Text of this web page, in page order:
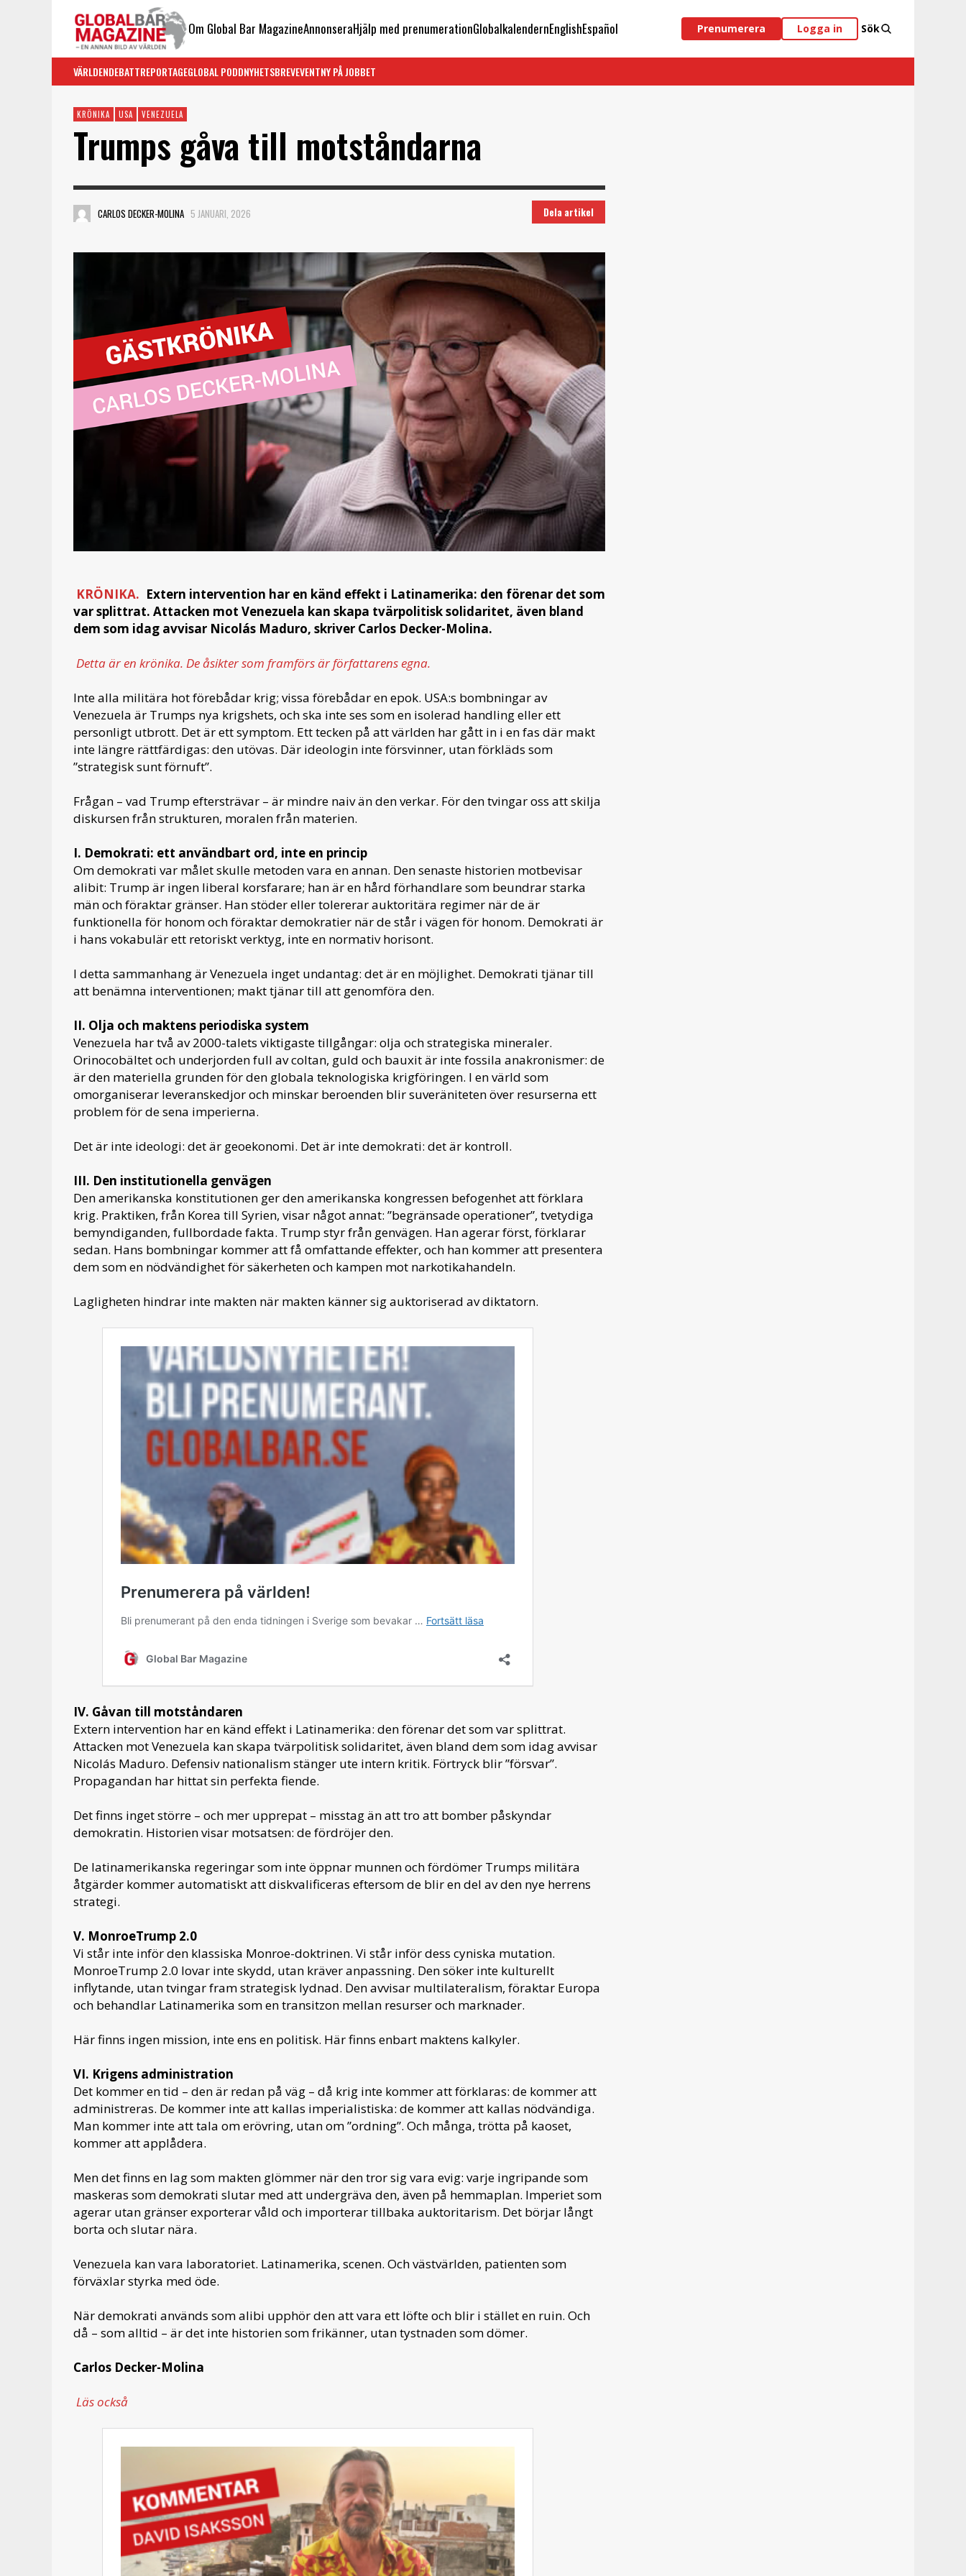
Om Global Bar MagazineAnnonseraHjälp med prenumerationGlobalkalendernEnglishEspañol Prenumerera Logga in Sök
VÄRLDENDEBATTREPORTAGEGLOBAL PODDNYHETSBREVEVENTNY PÅ JOBBET
KRÖNIKA USA VENEZUELA
Trumps gåva till motståndarna
CARLOS DECKER-MOLINA 5 JANUARI, 2026 Dela artikel
KRÖNIKA. Extern intervention har en känd effekt i Latinamerika: den förenar det som
var splittrat. Attacken mot Venezuela kan skapa tvärpolitisk solidaritet, även bland
dem som idag avvisar Nicolás Maduro, skriver Carlos Decker-Molina.
Detta är en krönika. De åsikter som framförs är författarens egna.
Inte alla militära hot förebådar krig; vissa förebådar en epok. USA:s bombningar av
Venezuela är Trumps nya krigshets, och ska inte ses som en isolerad handling eller ett
personligt utbrott. Det är ett symptom. Ett tecken på att världen har gått in i en fas där makt
inte längre rättfärdigas: den utövas. Där ideologin inte försvinner, utan förkläds som
”strategisk sunt förnuft”.
Frågan – vad Trump eftersträvar – är mindre naiv än den verkar. För den tvingar oss att skilja
diskursen från strukturen, moralen från materien.
I. Demokrati: ett användbart ord, inte en princip
Om demokrati var målet skulle metoden vara en annan. Den senaste historien motbevisar
alibit: Trump är ingen liberal korsfarare; han är en hård förhandlare som beundrar starka
män och föraktar gränser. Han stöder eller tolererar auktoritära regimer när de är
funktionella för honom och föraktar demokratier när de står i vägen för honom. Demokrati är
i hans vokabulär ett retoriskt verktyg, inte en normativ horisont.
I detta sammanhang är Venezuela inget undantag: det är en möjlighet. Demokrati tjänar till
att benämna interventionen; makt tjänar till att genomföra den.
II. Olja och maktens periodiska system
Venezuela har två av 2000-talets viktigaste tillgångar: olja och strategiska mineraler.
Orinocobältet och underjorden full av coltan, guld och bauxit är inte fossila anakronismer: de
är den materiella grunden för den globala teknologiska krigföringen. I en värld som
omorganiserar leveranskedjor och minskar beroenden blir suveräniteten över resurserna ett
problem för de sena imperierna.
Det är inte ideologi: det är geoekonomi. Det är inte demokrati: det är kontroll.
III. Den institutionella genvägen
Den amerikanska konstitutionen ger den amerikanska kongressen befogenhet att förklara
krig. Praktiken, från Korea till Syrien, visar något annat: ”begränsade operationer”, tvetydiga
bemyndiganden, fullbordade fakta. Trump styr från genvägen. Han agerar först, förklarar
sedan. Hans bombningar kommer att få omfattande effekter, och han kommer att presentera
dem som en nödvändighet för säkerheten och kampen mot narkotikahandeln.
Lagligheten hindrar inte makten när makten känner sig auktoriserad av diktatorn.
IV. Gåvan till motståndaren
Extern intervention har en känd effekt i Latinamerika: den förenar det som var splittrat.
Attacken mot Venezuela kan skapa tvärpolitisk solidaritet, även bland dem som idag avvisar
Nicolás Maduro. Defensiv nationalism stänger ute intern kritik. Förtryck blir ”försvar”.
Propagandan har hittat sin perfekta fiende.
Det finns inget större – och mer upprepat – misstag än att tro att bomber påskyndar
demokratin. Historien visar motsatsen: de fördröjer den.
De latinamerikanska regeringar som inte öppnar munnen och fördömer Trumps militära
åtgärder kommer automatiskt att diskvalificeras eftersom de blir en del av den nye herrens
strategi.
V. MonroeTrump 2.0
Vi står inte inför den klassiska Monroe-doktrinen. Vi står inför dess cyniska mutation.
MonroeTrump 2.0 lovar inte skydd, utan kräver anpassning. Den söker inte kulturellt
inflytande, utan tvingar fram strategisk lydnad. Den avvisar multilateralism, föraktar Europa
och behandlar Latinamerika som en transitzon mellan resurser och marknader.
Här finns ingen mission, inte ens en politisk. Här finns enbart maktens kalkyler.
VI. Krigens administration
Det kommer en tid – den är redan på väg – då krig inte kommer att förklaras: de kommer att
administreras. De kommer inte att kallas imperialistiska: de kommer att kallas nödvändiga.
Man kommer inte att tala om erövring, utan om ”ordning”. Och många, trötta på kaoset,
kommer att applådera.
Men det finns en lag som makten glömmer när den tror sig vara evig: varje ingripande som
maskeras som demokrati slutar med att undergräva den, även på hemmaplan. Imperiet som
agerar utan gränser exporterar våld och importerar tillbaka auktoritarism. Det börjar långt
borta och slutar nära.
Venezuela kan vara laboratoriet. Latinamerika, scenen. Och västvärlden, patienten som
förväxlar styrka med öde.
När demokrati används som alibi upphör den att vara ett löfte och blir i stället en ruin. Och
då – som alltid – är det inte historien som frikänner, utan tystnaden som dömer.
Carlos Decker-Molina
Läs också